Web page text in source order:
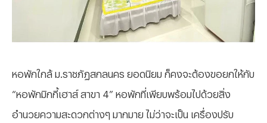
หอพักใกล้ ม.ราชภัฏสกลนคร ยอดนิยม ก็คงจะต้องขอยกให้กับ
“หอพักมิกกี้เฮาส์ สาขา 4” หอพักที่เพียบพร้อมไปด้วยสิ่ง
อำนวยความสะดวกต่างๆ มากมาย ไม่ว่าจะเป็น เครื่องปรับ